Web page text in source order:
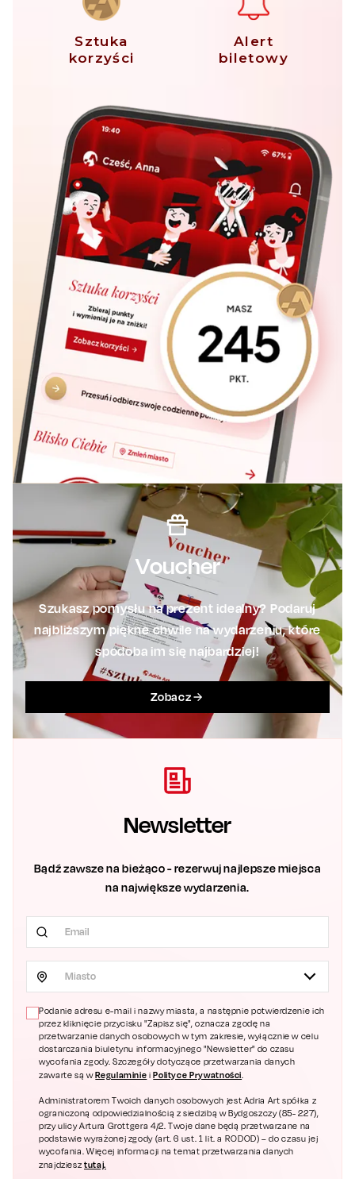
Sztuka
korzyści
Alert
biletowy
Voucher
Szukasz pomysłu na prezent idealny? Podaruj
najbliższym piękne chwile na wydarzeniu, które
spodoba im się najbardziej!
Zobacz
Newsletter
Bądź zawsze na bieżąco - rezerwuj najlepsze miejsca
na największe wydarzenia.
Miasto
Podanie adresu e-mail i nazwy miasta, a następnie potwierdzenie ich
przez kliknięcie przycisku "Zapisz się", oznacza zgodę na
przetwarzanie danych osobowych w tym zakresie, wyłącznie w celu
dostarczania biuletynu informacyjnego "Newsletter" do czasu
wycofania zgody. Szczegóły dotyczące przetwarzania danych
zawarte są wRegulaminie iPolityce Prywatności.
Administratorem Twoich danych osobowych jest Adria Art spółka z
ograniczoną odpowiedzialnością z siedzibą w Bydgoszczy (85- 227),
przy ulicy Artura Grottgera 4/2. Twoje dane będą przetwarzane na
podstawie wyrażonej zgody (art. 6 ust. 1 lit. a RODOD) – do czasu jej
wycofania. Więcej informacji na temat przetwarzania danych
znajdziesztutaj.